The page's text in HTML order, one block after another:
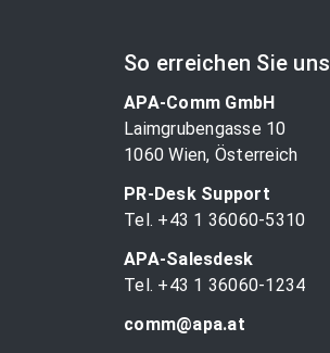
So erreichen Sie uns
APA-Comm GmbH
Laimgrubengasse 10
1060 Wien, Österreich
PR-Desk Support
Tel. +43 1 36060-5310
APA-Salesdesk
Tel. +43 1 36060-1234
comm@apa.at